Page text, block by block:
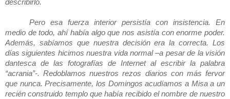
describirlo.
Pero esa fuerza interior persistía con insistencia. En
medio de todo, ahí había algo que nos asistía con enorme poder.
Además, sabíamos que nuestra decisión era la correcta. Los
días siguientes hicimos nuestra vida normal –a pesar de la visión
dantesca de las fotografías de Internet al escribir la palabra
“acrania”-. Redoblamos nuestros rezos diarios con más fervor
que nunca. Precisamente, los Domingos acudíamos a Misa a un
recién construido templo que había recibido el nombre de nuestro